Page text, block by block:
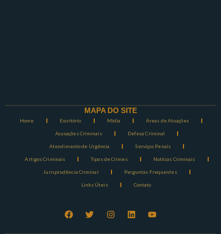
MAPA DO SITE
Home Escritório Mídia Áreas de Atuações
Acusações Criminais Defesa Criminal
Atendimento de Urgência Serviços Penais
Artigos Criminais Tipos de Crimes Notícias Criminais
Jurisprudência Criminal Perguntas Frequentes
Links Úteis Contato